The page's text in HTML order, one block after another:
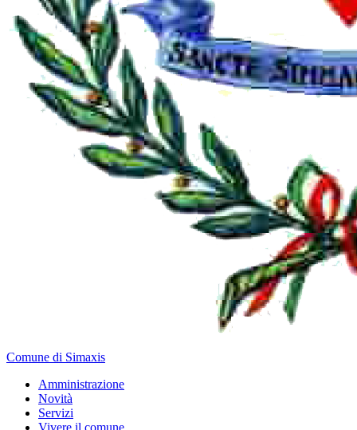
Comune di Simaxis
Amministrazione
Novità
Servizi
Vivere il comune